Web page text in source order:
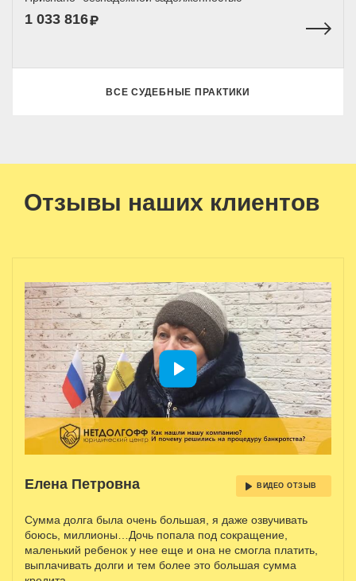
1 033 816
ВСЕ СУДЕБНЫЕ ПРАКТИКИ
Отзывы наших клиентов
Елена Петровна ВИДЕО ОТЗЫВ
Сумма долга была очень большая, я даже озвучивать
боюсь, миллионы…Дочь попала под сокращение,
маленький ребенок у нее еще и она не смогла платить,
выплачивать долги и тем более это большая сумма